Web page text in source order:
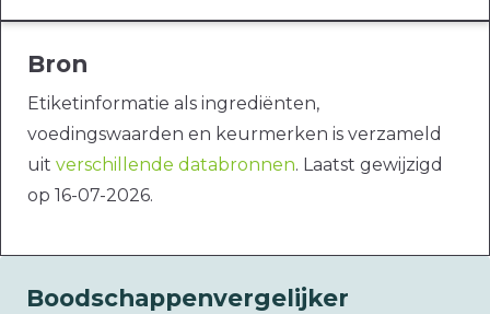
Bron
Etiketinformatie als ingrediënten,
voedingswaarden en keurmerken is verzameld
uit verschillende databronnen. Laatst gewijzigd
op 16-07-2026.
Boodschappenvergelijker